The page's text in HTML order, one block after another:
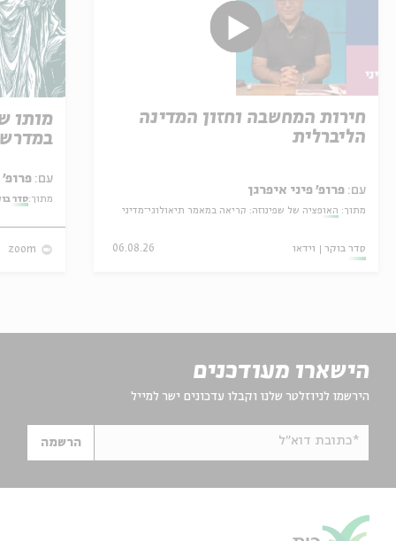
חירות המחשבה וחזון המדינה
הליברלית
עם: פרופ' פיני איפרגן
מתוך: האופציה של שפינוזה: קריאה במאמר תיאולוגי־מדיני
סדר בוקר וידאו 06.08.26
מותו
עם: פרופ' אביגדור שנאן
מתוך:סדר
zoom
הישארו מעודכנים
הירשמו לניוזלטר שלנו וקבלו עדכונים ישר למייל
*כתובת דוא"ל הרשמה